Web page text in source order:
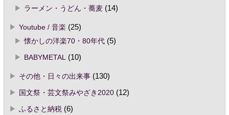
ラーメン・うどん・蕎麦(14)
Youtube / 音楽 (25)
懐かしの洋楽70・80年代(5)
BABYMETAL
(10)
その他・日々の出来事(130)
国文祭・芸文祭みやざき2020(12)
ふるさと納税(6)